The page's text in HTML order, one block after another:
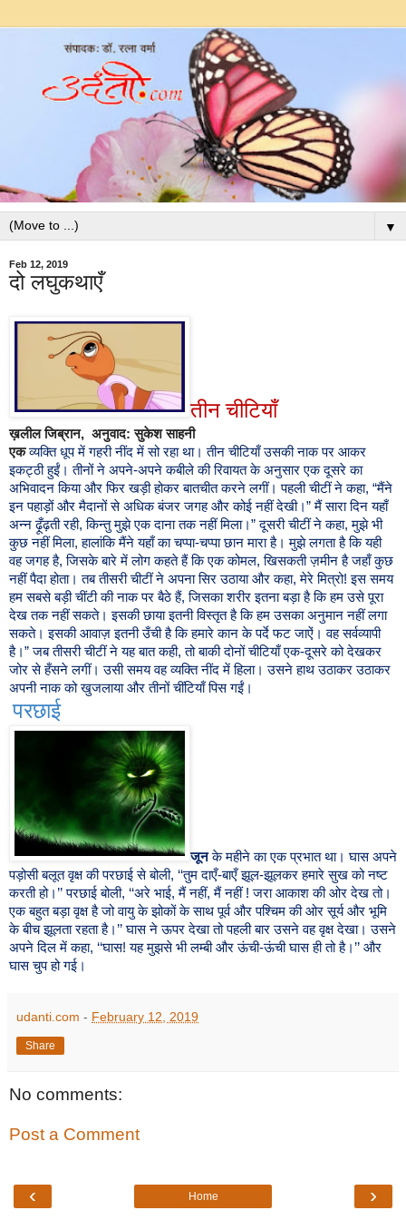
▼
Feb 12, 2019
दो लघुकथाएँ
तीन चीटियाँ
ख़लील जिब्रान, अनुवाद:सुकेश साहनी
एक व्यक्ति धूप में गहरी नींद में सो रहा था। तीन चीटियाँ उसकी नाक पर आकर
इकट्ठी हुईं। तीनों ने अपने-अपने कबीले की रिवायत के अनुसार एक दूसरे का
अभिवादन किया और फिर खड़ी होकर बातचीत करने लगीं। पहली चीटीं ने कहा, “मैंने
इन पहाड़ों और मैदानों से अधिक बंजर जगह और कोई नहीं देखी।”मैं सारा दिन यहाँ
अन्न ढ़ूँढ़ती रही,किन्तु मुझे एक दाना तक नहीं मिला।”दूसरी चीटीं ने कहा,मुझे भी
कुछ नहीं मिला,हालांकि मैंने यहाँ का चप्पा-चप्पा छान मारा है। मुझे लगता है कि यही
वह जगह है,जिसके बारे में लोग कहते हैं कि एक कोमल,खिसकती ज़मीन है जहाँ कुछ
नहीं पैदा होता। तब तीसरी चीटीं ने अपना सिर उठाया और कहा,मेरे मित्रो!इस समय
हम सबसे बड़ी चींटी की नाक पर बैठे हैं,जिसका शरीर इतना बड़ा है कि हम उसे पूरा
देख तक नहीं सकते। इसकी छाया इतनी विस्तृत है कि हम उसका अनुमान नहीं लगा
सकते। इसकी आवाज़ इतनी उँची है कि हमारे कान के पर्दे फट जाऐं। वह सर्वव्यापी
है।”जब तीसरी चीटीं ने यह बात कही,तो बाकी दोनों चीटियाँ एक-दूसरे को देखकर
जोर से हँसने लगीं। उसी समय वह व्यक्ति नींद में हिला। उसने हाथ उठाकर उठाकर
अपनी नाक को खुजलाया और तीनों चींटियाँ पिस गईं।
परछाई
जून के महीने का एक प्रभात था। घास अपने
पड़ोसी बलूत वृक्ष की परछाई से बोली, ‘‘तुम दाएँ-बाएँ झूल-झूलकर हमारे सुख को नष्ट
करती हो। ’’परछाई बोली, ‘‘अरे भाई,मैं नहीं,मैं नहीं!जरा आकाश की ओर देख तो।
एक बहुत बड़ा वृक्ष है जो वायु के झोकों के साथ पूर्व और पश्चिम की ओर सूर्य और भूमि
के बीच झूलता रहता है। ’’घास ने ऊपर देखा तो पहली बार उसने वह वृक्ष देखा। उसने
अपने दिल में कहा, ‘‘घास!यह मुझसे भी लम्बी और ऊंची-ऊंची घास ही तो है। ’’ और
घास चुप हो गई।
udanti.com - February 12, 2019
Share
No comments:
Post a Comment
‹ ›
Home